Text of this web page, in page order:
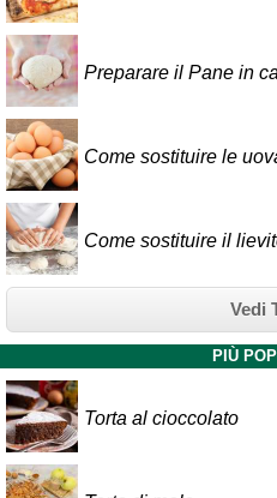
Preparare il Pane in
Come sostituire le
Come sostituire il
Vedi
PIÙ
Torta al cioccolato